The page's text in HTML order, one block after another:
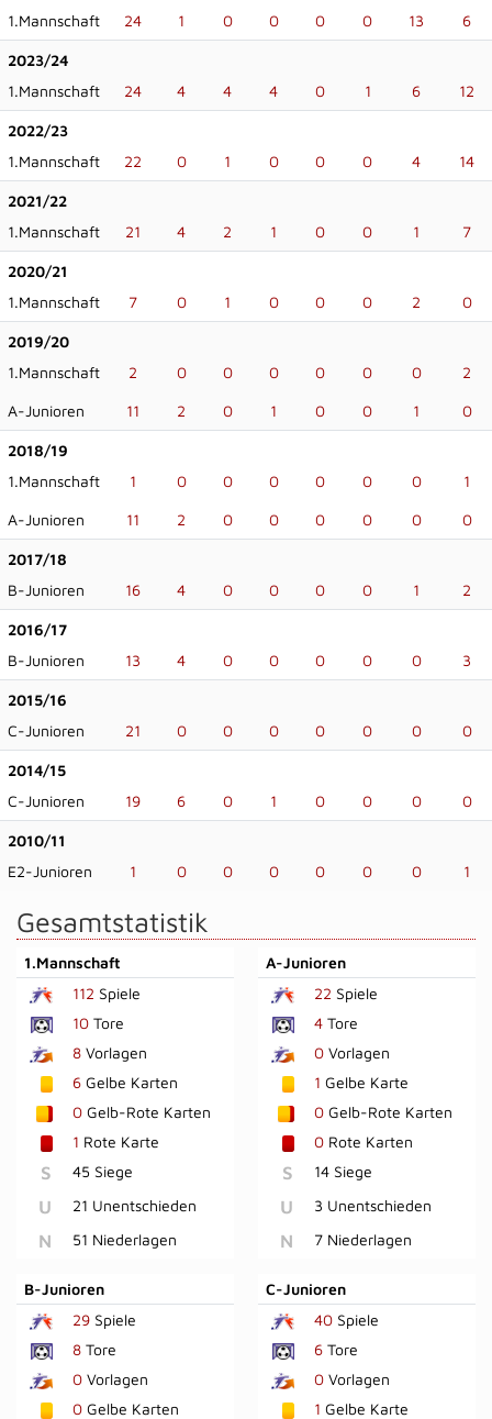
1.Mannschaft
24 1 0 0 0 0 13 6
2023/24
1.Mannschaft
24 4 4 4 0 1 6 12
2022/23
1.Mannschaft
22 0 1 0 0 0 4 14
2021/22
1.Mannschaft
21 4 2 1 0 0 1 7
2020/21
1.Mannschaft
7 0 1 0 0 0 2 0
2019/20
1.Mannschaft
2 0 0 0 0 0 0 2
A-Junioren 11 2 0 1 0 0 1 0
2018/19
1.Mannschaft
1 0 0 0 0 0 0 1
A-Junioren 11 2 0 0 0 0 0 0
2017/18
B-Junioren
16 4 0 0 0 0 1 2
2016/17
B-Junioren
13 4 0 0 0 0 0 3
2015/16
C-Junioren
21 0 0 0 0 0 0 0
2014/15
C-Junioren
19 6 0 1 0 0 0 0
2010/11
E2-Junioren
1 0 0 0 0 0 0 1
Gesamtstatistik
1.Mannschaft
112 Spiele
10 Tore
8 Vorlagen
6 Gelbe Karten
0 Gelb-Rote Karten
1 Rote Karte
S 45 Siege
U 21 Unentschieden
N 51 Niederlagen
A-Junioren
22 Spiele
4Tore
0Vorlagen
1 Gelbe Karte
0Gelb-Rote Karten
0Rote Karten
S 14 Siege
U 3 Unentschieden
N 7 Niederlagen
B-Junioren
29 Spiele
8 Tore
0 Vorlagen
0 Gelbe Karten
C-Junioren
40Spiele
6Tore
0Vorlagen
1 Gelbe Karte